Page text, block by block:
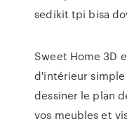
sedikit tpi bisa
Sweet Home 3D
d'intérieur simple
dessiner le plan
vos meubles et